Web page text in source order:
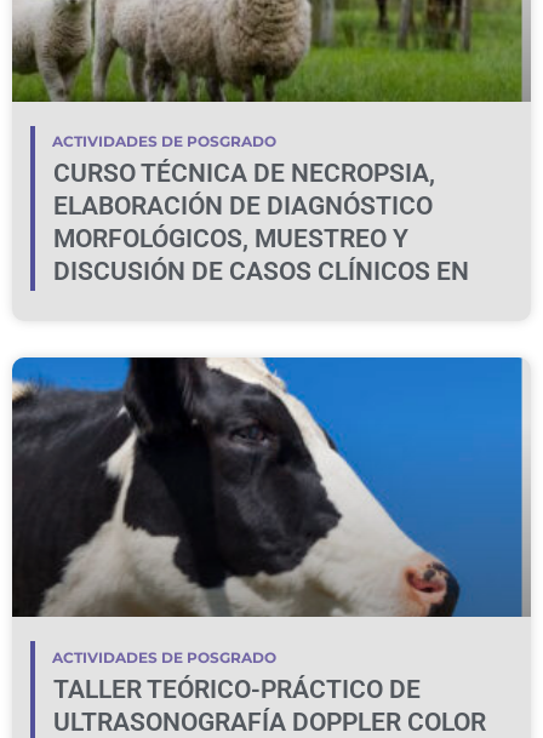
ACTIVIDADES DE POSGRADO
CURSO TÉCNICA DE NECROPSIA,
ELABORACIÓN DE DIAGNÓSTICO
MORFOLÓGICOS, MUESTREO Y
DISCUSIÓN DE CASOS CLÍNICOS EN
ACTIVIDADES DE POSGRADO
TALLER TEÓRICO-PRÁCTICO DE
ULTRASONOGRAFÍA DOPPLER COLOR